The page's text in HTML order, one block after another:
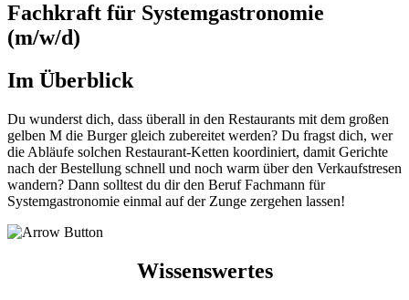
Fachkraft für Systemgastronomie
(m/w/d)
Im Überblick
Du wunderst dich, dass überall in den Restaurants mit dem großen
gelben M die Burger gleich zubereitet werden? Du fragst dich, wer
die Abläufe solchen Restaurant-Ketten koordiniert, damit Gerichte
nach der Bestellung schnell und noch warm über den Verkaufstresen
wandern? Dann solltest du dir den Beruf Fachmann für
Systemgastronomie einmal auf der Zunge zergehen lassen!
Wissenswertes